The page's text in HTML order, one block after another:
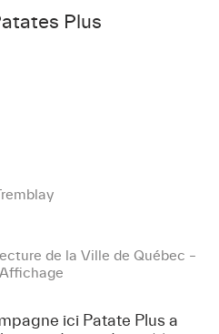
Plus
de la Ville de Québec –
ici Patate Plus a